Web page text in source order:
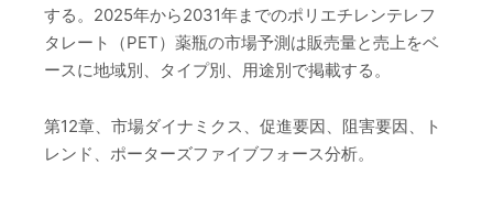
する。2025年から2031年までのポリエチレンテレフ
タレート（PET）薬瓶の市場予測は販売量と売上をベ
ースに地域別、タイプ別、用途別で掲載する。
第12章、市場ダイナミクス、促進要因、阻害要因、ト
レンド、ポーターズファイブフォース分析。